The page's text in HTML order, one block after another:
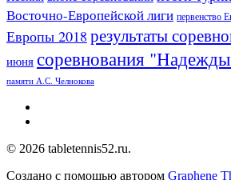
Восточно-Европейской лиги первенство
Европы 2018 результаты
июня соревнования
памяти А.С. Челнокова
© 2026 tabletennis52.ru.
Создано с помощью автором Graphene